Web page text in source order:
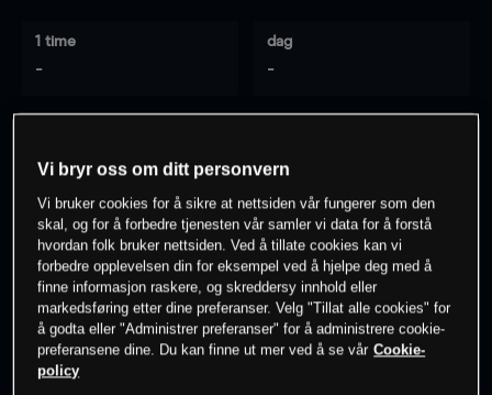
1 time
-
dag
-
- -
0% av kunder erpå dette instrumentet
Søk om konto
Vi bryr oss om ditt personvern
Vi bruker cookies for å sikre at nettsiden vår fungerer som den
skal, og for å forbedre tjenesten vår samler vi data for å forstå
hvordan folk bruker nettsiden. Ved å tillate cookies kan vi
forbedre opplevelsen din for eksempel ved å hjelpe deg med å
finne informasjon raskere, og skreddersy innhold eller
markedsføring etter dine preferanser. Velg "Tillat alle cookies" for
å godta eller "Administrer preferanser" for å administrere cookie-
preferansene dine. Du kan finne ut mer ved å se vår Cookie-
policy